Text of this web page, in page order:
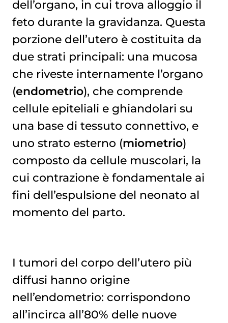
dell’organo, in cui trova alloggio il
feto durante la gravidanza. Questa
porzione dell’utero è costituita da
due strati principali: una mucosa
che riveste internamente l’organo
(endometrio), che comprende
cellule epiteliali e ghiandolari su
una base di tessuto connettivo, e
uno strato esterno (miometrio)
composto da cellule muscolari, la
cui contrazione è fondamentale ai
fini dell’espulsione del neonato al
momento del parto.
I tumori del corpo dell’utero più
diffusi hanno origine
nell’endometrio: corrispondono
all’incirca all’80% delle nuove